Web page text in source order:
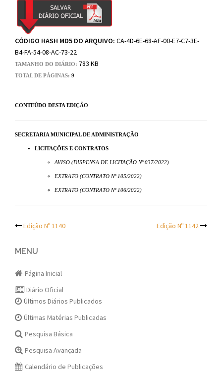
CÓDIGO HASH MD5 DO ARQUIVO: CA-4D-6E-68-AF-00-E7-C7-3E-
B4-FA-54-08-AC-73-22
TAMANHO DO DIÁRIO: 783 KB
TOTAL DE PÁGINAS: 9
CONTEÚDO DESTA EDIÇÃO
SECRETARIA MUNICIPAL DE ADMINISTRAÇÃO
LICITAÇÕES E CONTRATOS
AVISO (DISPENSA DE LICITAÇÃO Nº 037/2022)
EXTRATO (CONTRATO Nº 105/2022)
EXTRATO (CONTRATO Nº 106/2022)
Post
navigation
Edição Nº 1140 Edição Nº 1142
MENU
Página Inicial
Diário Oficial
Últimos Diários Publicados
Últimas Matérias Publicadas
Pesquisa Básica
Pesquisa Avançada
Calendário de Publicações